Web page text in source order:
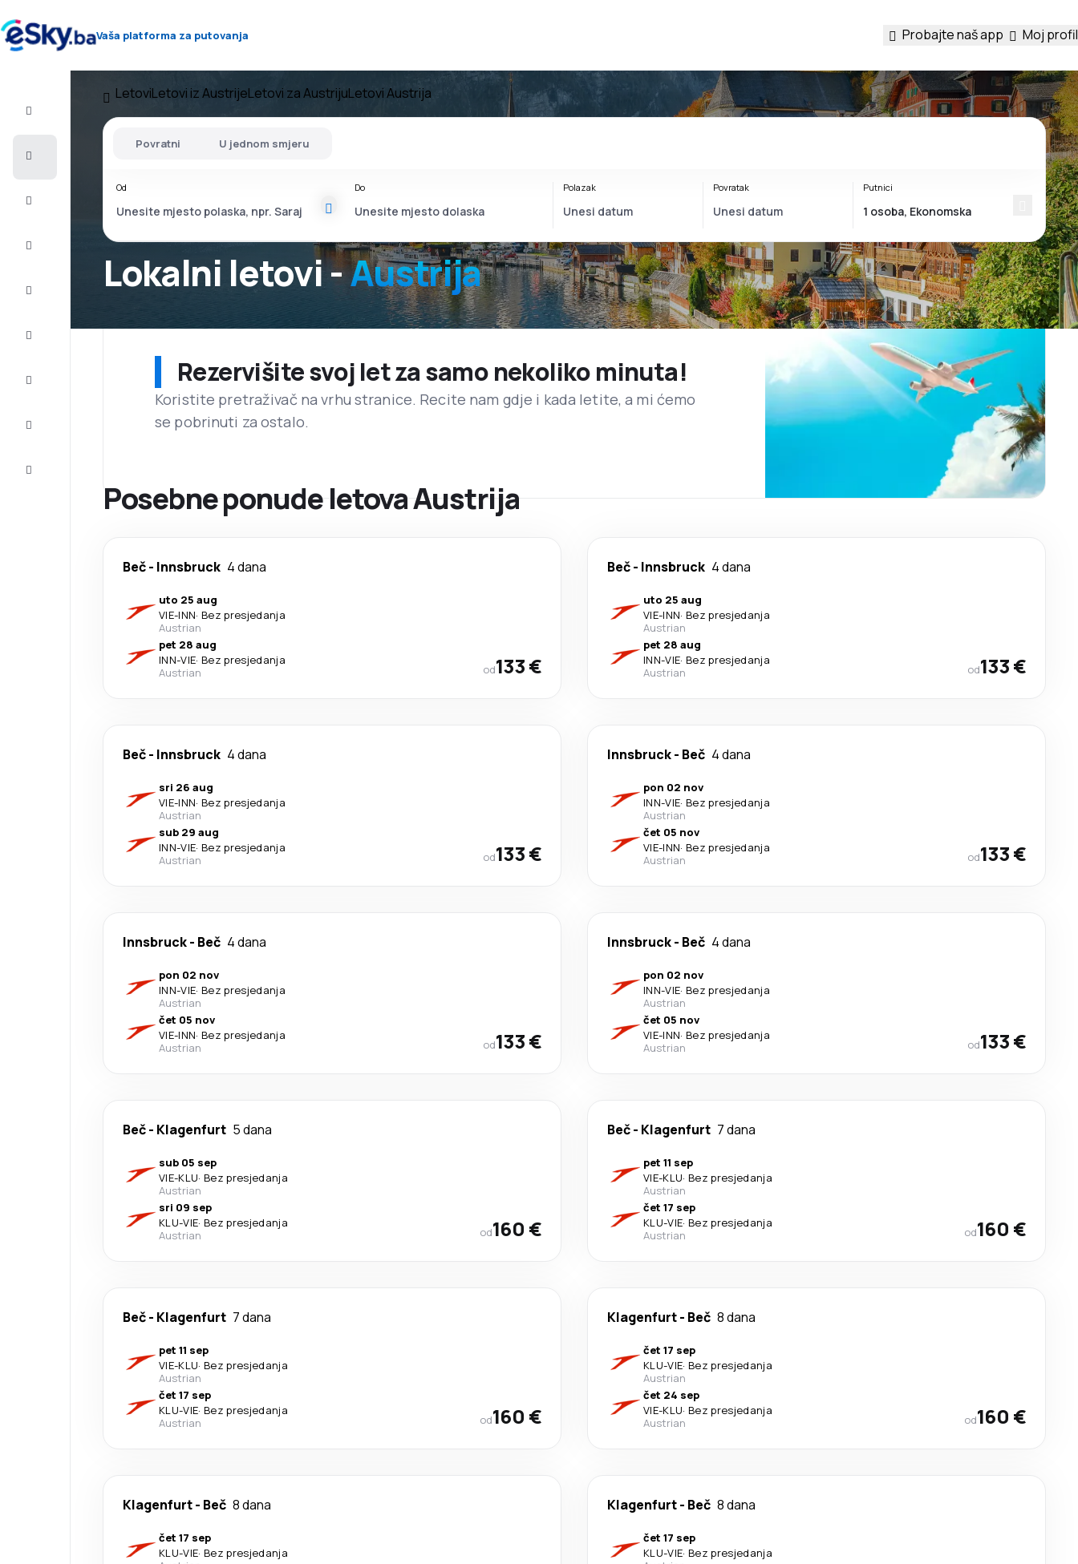
Vaša platforma za putovanja Probajte naš app Moj profil
LetoviLetovi iz AustrijeLetovi za AustrijuLetovi Austrija
Lokalni letovi -Austrija
Povratni U jednom smjeru
Od Do Polazak Povratak Putnici
Rezervišite svoj let za samo nekoliko minuta!
Koristite pretraživač na vrhu stranice. Recite nam gdje i kada letite, a mi ćemo
se pobrinuti za ostalo.
Posebne ponude letova Austrija
Beč- Innsbruck 4 dana
uto 25 aug
VIE-INN· Bez presjedanja
Austrian
pet 28 aug
INN-VIE· Bez presjedanja
Austrian
od133 €
Beč- Innsbruck 4 dana
uto 25 aug
VIE-INN· Bez presjedanja
Austrian
pet 28 aug
INN-VIE· Bez presjedanja
Austrian
od133 €
Beč- Innsbruck 4 dana
sri 26 aug
VIE-INN· Bez presjedanja
Austrian
sub 29 aug
INN-VIE· Bez presjedanja
Austrian
od133 €
Innsbruck- Beč 4 dana
pon 02 nov
INN-VIE· Bez presjedanja
Austrian
čet 05 nov
VIE-INN· Bez presjedanja
Austrian
od133 €
Innsbruck- Beč 4 dana
pon 02 nov
INN-VIE· Bez presjedanja
Austrian
čet 05 nov
VIE-INN· Bez presjedanja
Austrian
od133 €
Innsbruck- Beč 4 dana
pon 02 nov
INN-VIE· Bez presjedanja
Austrian
čet 05 nov
VIE-INN· Bez presjedanja
Austrian
od133 €
Beč- Klagenfurt 5 dana
sub 05 sep
VIE-KLU· Bez presjedanja
Austrian
sri 09 sep
KLU-VIE· Bez presjedanja
Austrian
od160 €
Beč- Klagenfurt 7 dana
pet 11 sep
VIE-KLU· Bez presjedanja
Austrian
čet 17 sep
KLU-VIE· Bez presjedanja
Austrian
od160 €
Beč- Klagenfurt 7 dana
pet 11 sep
VIE-KLU· Bez presjedanja
Austrian
čet 17 sep
KLU-VIE· Bez presjedanja
Austrian
od160 €
Klagenfurt- Beč 8 dana
čet 17 sep
KLU-VIE· Bez presjedanja
Austrian
čet 24 sep
VIE-KLU· Bez presjedanja
Austrian
od160 €
Klagenfurt- Beč 8 dana
čet 17 sep
KLU-VIE· Bez presjedanja
Klagenfurt- Beč 8 dana
čet 17 sep
KLU-VIE· Bez presjedanja